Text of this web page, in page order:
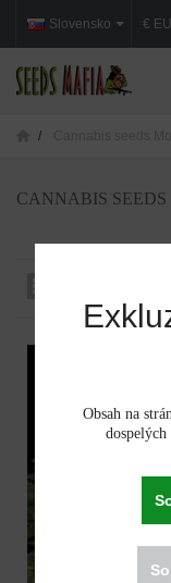
Slovensko €
CANNABIS
Obsah na